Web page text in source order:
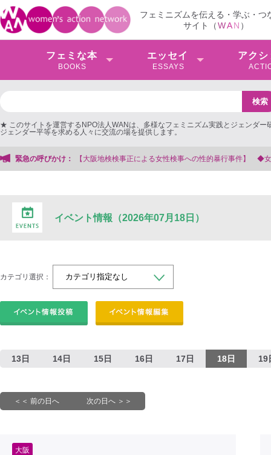
フェミニズムを伝える・学ぶ・つ
サイト（WAN ）
フェミな本
BOOKS
エッセイ
ESSAYS
アクシ
★ このサイトを運営するNPO法人WANは、多様なフェミニズム実践とジェンダー
ジェンダー平等を求める人々に交流の場を提供します。
緊急の呼びかけ： 【大阪地検検事正による女性検事への性的暴行事件】 ◆
イベント情報（2026年07月18日）
カテゴリ選択：
13日 14日 15日 16日 17日 18日 19
＜＜ 前の日へ 次の日へ ＞＞
大阪